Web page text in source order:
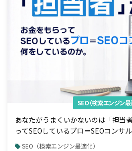
SEO（検索エンジン最
あなたがうまくいかないのは「担当
ってSEOしているプロ＝SEOコンサ
SEO（検索エンジン最適化）